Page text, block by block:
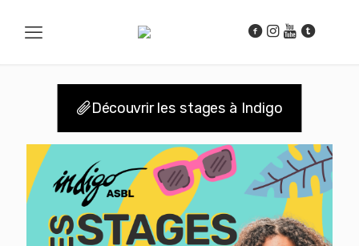
Découvrir les stages à Indigo